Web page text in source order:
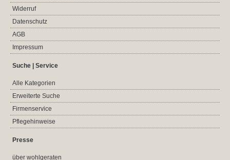
Widerruf
Datenschutz
AGB
Impressum
Suche | Service
Alle Kategorien
Erweiterte Suche
Firmenservice
Pflegehinweise
Presse
über wohlgeraten